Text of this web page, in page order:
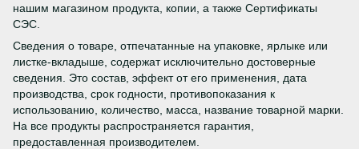
нашим магазином продукта, копии, а также Сертификаты
СЭС.
Сведения о товаре, отпечатанные на упаковке, ярлыке или
листке-вкладыше, содержат исключительно достоверные
сведения. Это состав, эффект от его применения, дата
производства, срок годности, противопоказания к
использованию, количество, масса, название товарной марки.
На все продукты распространяется гарантия,
предоставленная производителем.